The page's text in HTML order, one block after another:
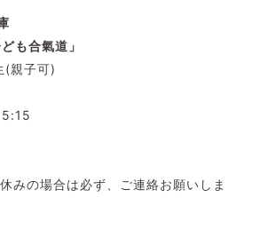
も合氣道」
(親子可)
みの場合は必ず、ご連絡お願いしま